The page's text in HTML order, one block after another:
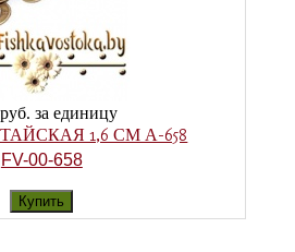
за единицу
1,6 СМ А-658
FV-00-658